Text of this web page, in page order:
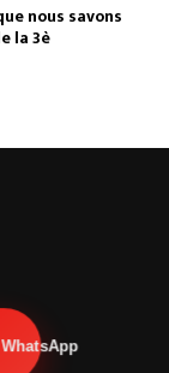
nous savons
la 3è